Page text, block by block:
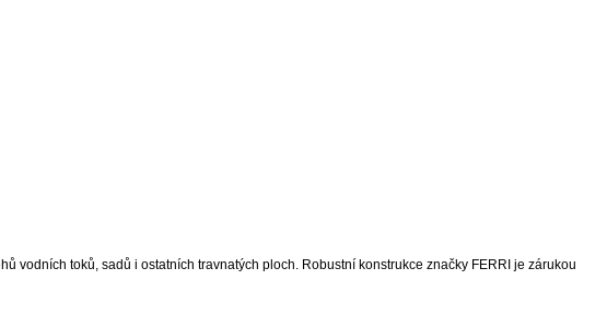
vodních toků, sadů i ostatních travnatých ploch. Robustní konstrukce značky FERRI je zárukou